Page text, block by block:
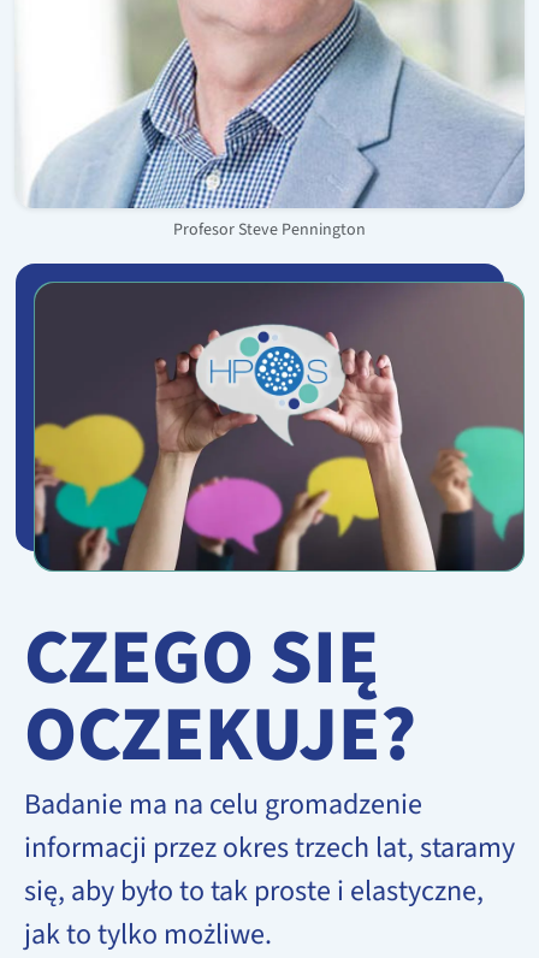
Profesor Steve Pennington
CZEGO SIĘ
OCZEKUJE?
Badanie ma na celu gromadzenie
informacji przez okres trzech lat, staramy
się, aby było to tak proste i elastyczne,
jak to tylko możliwe.